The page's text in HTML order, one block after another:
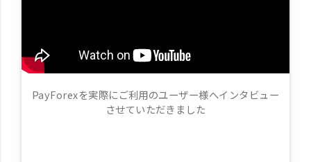
PayForexを実際にご利用のユーザー様へインタビュー
させていただきました